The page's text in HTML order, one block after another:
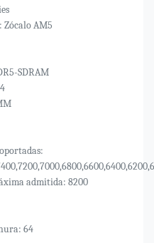
Zócalo AM5
SDRAM
admitida: 8200
64